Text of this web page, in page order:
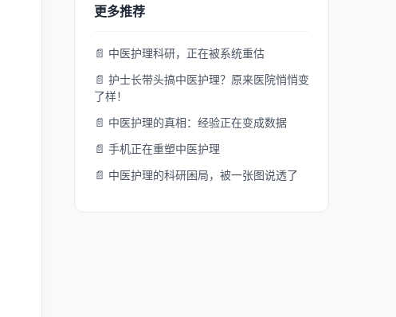
更多推荐
📄 中医护理科研，正在被系统重估
📄 护士长带头搞中医护理？原来医院悄悄变
了样！
📄 中医护理的真相：经验正在变成数据
📄 手机正在重塑中医护理
📄 中医护理的科研困局，被一张图说透了